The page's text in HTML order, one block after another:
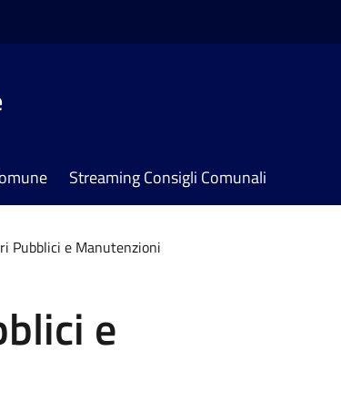
Streaming Consigli Comunali
Pubblici e Manutenzioni
e